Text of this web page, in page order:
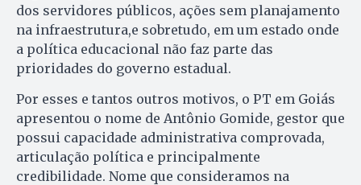
dos servidores públicos, ações sem planajamento
na infraestrutura,e sobretudo, em um estado onde
a política educacional não faz parte das
prioridades do governo estadual.
Por esses e tantos outros motivos, o PT em Goiás
apresentou o nome de Antônio Gomide, gestor que
possui capacidade administrativa comprovada,
articulação política e principalmente
credibilidade. Nome que consideramos na